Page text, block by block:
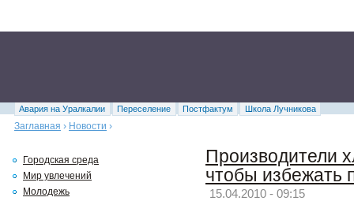
Авария на Уралкалии Переселение Постфактум
Школа Лучникова
Заглавная › Новости ›
Производители
чтобы избежать
15.04.2010 - 09:15
Городская среда
Мир увлечений
Молодежь